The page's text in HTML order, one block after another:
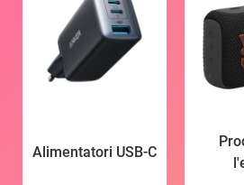
Alimentatori USB-C